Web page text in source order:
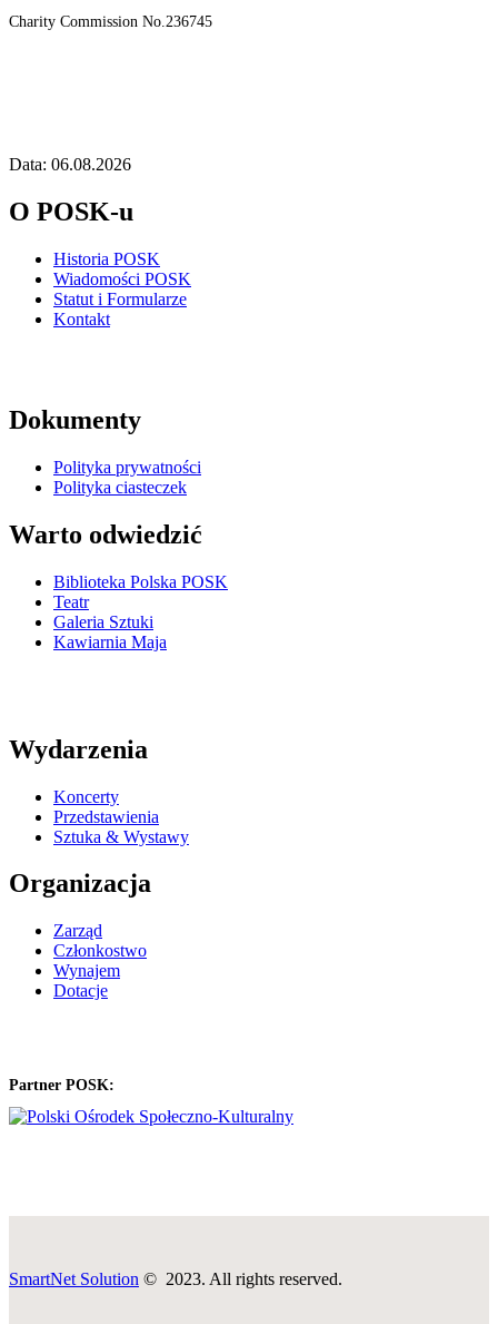
Charity Commission No.236745
Data: 06.08.2026
O POSK-u
Historia POSK
Wiadomości POSK
Statut i Formularze
Kontakt
Dokumenty
Polityka prywatności
Polityka ciasteczek
Warto odwiedzić
Biblioteka Polska POSK
Teatr
Galeria Sztuki
Kawiarnia Maja
Wydarzenia
Koncerty
Przedstawienia
Sztuka & Wystawy
Organizacja
Zarząd
Członkostwo
Wynajem
Dotacje
Partner POSK:
SmartNet Solution © 2023. All rights reserved.